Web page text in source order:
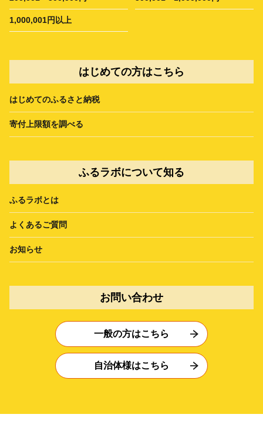
1,000,001円以上
はじめての方はこちら
はじめてのふるさと納税
寄付上限額を調べる
ふるラボについて知る
ふるラボとは
よくあるご質問
お知らせ
お問い合わせ
一般の方はこちら
自治体様はこちら